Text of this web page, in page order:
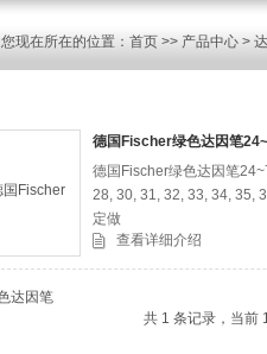
您现在所在的位置： 首页 >> 产品中心 >
德国Fischer绿色达因笔
德国Fischer绿色达因笔
28, 30, 31, 32, 33, 34, 35,
定做
查看详细介绍
共 1 条记录，当